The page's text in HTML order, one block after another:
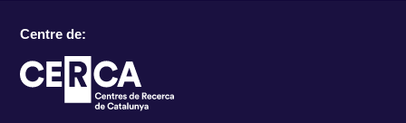
Centre de: